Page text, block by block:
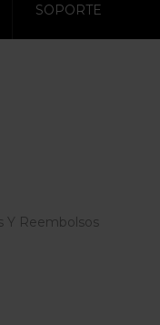
SOPORTE
Y Reembolsos